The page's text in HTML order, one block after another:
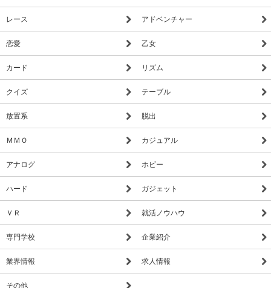
レース アドベンチャー
恋愛 乙女
カード リズム
クイズ テーブル
放置系 脱出
ＭＭＯ カジュアル
アナログ ホビー
ハード ガジェット
ＶＲ 就活ノウハウ
専門学校 企業紹介
業界情報 求人情報
その他